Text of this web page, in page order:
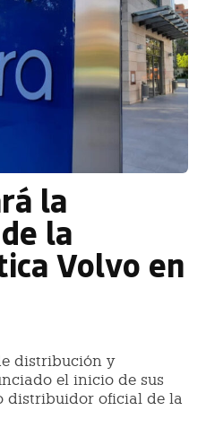
la
la
Volvo en
distribución y
el inicio de sus
distribuidor oficial de la